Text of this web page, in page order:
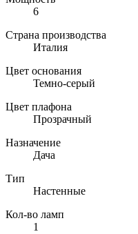
6
Страна производства
Италия
Цвет основания
Темно-серый
Цвет плафона
Прозрачный
Назначение
Дача
Тип
Настенные
Кол-во ламп
1